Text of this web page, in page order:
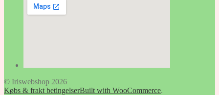
© Iriswebshop 2026
Købs & frakt betingelserBuilt with WooCommerce.